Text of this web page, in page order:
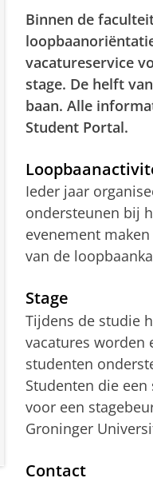
Binnen de
vacatureservice
stage. De helft
baan. Alle
Student Portal.
Ieder jaar
ondersteunen bij
evenement
van de
Stage
Tijdens de studie
vacatures worden
studenten
Studenten die
voor een
Groninger
Contact